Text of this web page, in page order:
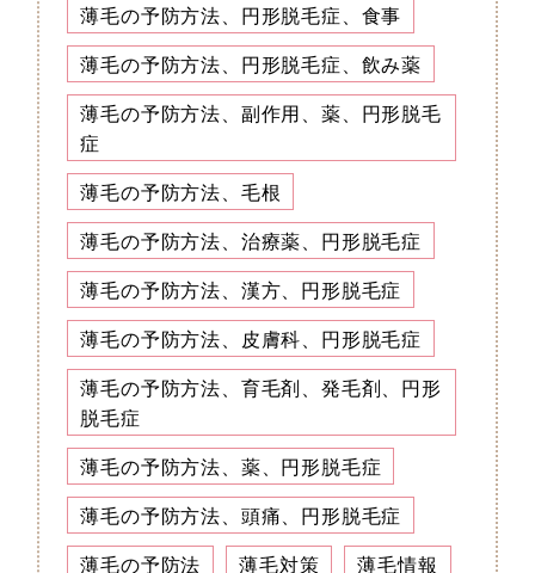
薄毛の予防方法、円形脱毛症、食事
薄毛の予防方法、円形脱毛症、飲み薬
薄毛の予防方法、副作用、薬、円形脱毛
症
薄毛の予防方法、毛根
薄毛の予防方法、治療薬、円形脱毛症
薄毛の予防方法、漢方、円形脱毛症
薄毛の予防方法、皮膚科、円形脱毛症
薄毛の予防方法、育毛剤、発毛剤、円形
脱毛症
薄毛の予防方法、薬、円形脱毛症
薄毛の予防方法、頭痛、円形脱毛症
薄毛の予防法
薄毛対策 薄毛情報